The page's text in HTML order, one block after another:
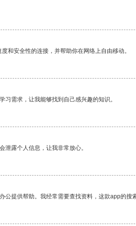
和安全性的连接，并帮助你在网络上自由移动。
需求，让我能够找到自己感兴趣的知识。
泄露个人信息，让我非常放心。
公提供帮助。我经常需要查找资料，这款app的搜